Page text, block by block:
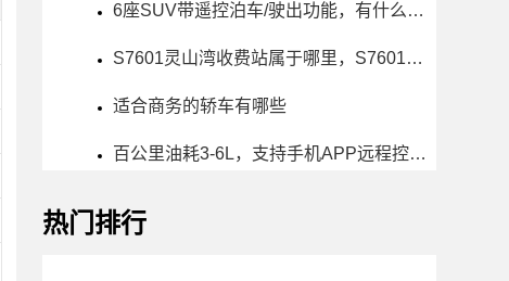
6座SUV带遥控泊车/驶出功能，有什么车推荐？哪款好？价格多少？
S7601灵山湾收费站属于哪里，S7601灵山湾收费站入口的详细地址
适合商务的轿车有哪些
百公里油耗3-6L，支持手机APP远程控制的车有哪些？哪款好？推荐及价格
热门排行